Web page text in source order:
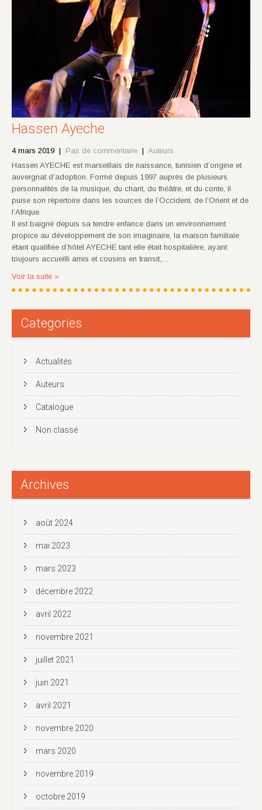
Hassen Ayeche
4 mars 2019 | Pas de commentaire | Auteurs
Hassen AYECHE est marseillais de naissance, tunisien d’origine et
auvergnat d’adoption. Formé depuis 1997 auprès de plusieurs
personnalités de la musique, du chant, du théâtre, et du conte, il
puise son répertoire dans les sources de l’Occident, de l’Orient et de
l’Afrique.
Il est baigné depuis sa tendre enfance dans un environnement
propice au développement de son imaginaire, la maison familiale
étant qualifiée d’hôtel AYECHE tant elle était hospitalière, ayant
toujours accueilli amis et cousins en transit,…
Voir la suite »
Categories
Actualités
Auteurs
Catalogue
Non classé
Archives
août 2024
mai 2023
mars 2023
décembre 2022
avril 2022
novembre 2021
juillet 2021
juin 2021
avril 2021
novembre 2020
mars 2020
novembre 2019
octobre 2019